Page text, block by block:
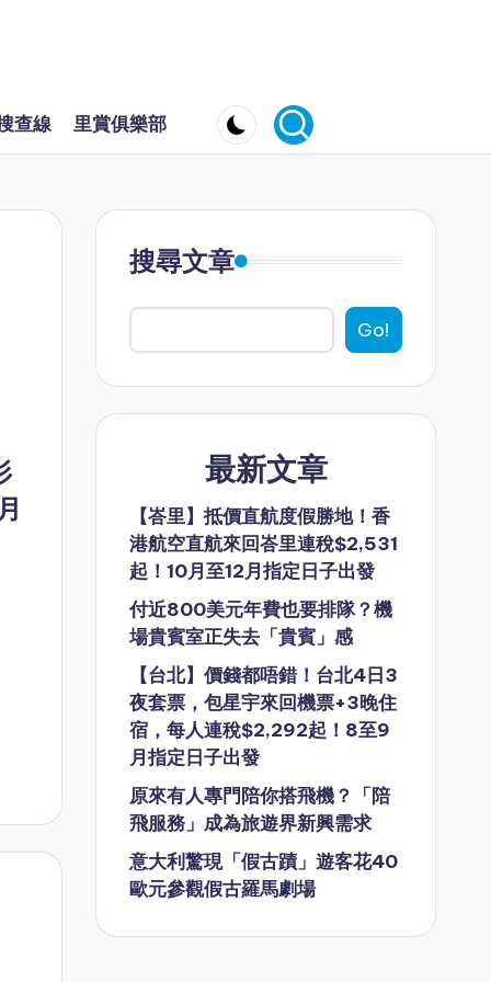
查線 里賞俱樂部
搜尋文章
Go!
最新文章
【峇里】抵價直航度假勝地！香
港航空直航來回峇里連稅$2,531
起！10月至12月指定日子出發
付近800美元年費也要排隊？機
場貴賓室正失去「貴賓」感
【台北】價錢都唔錯！台北4日3
夜套票，包星宇來回機票+3晚住
宿，每人連稅$2,292起！8至9
月指定日子出發
原來有人專門陪你搭飛機？「陪
飛服務」成為旅遊界新興需求
意大利驚現「假古蹟」遊客花40
歐元參觀假古羅馬劇場